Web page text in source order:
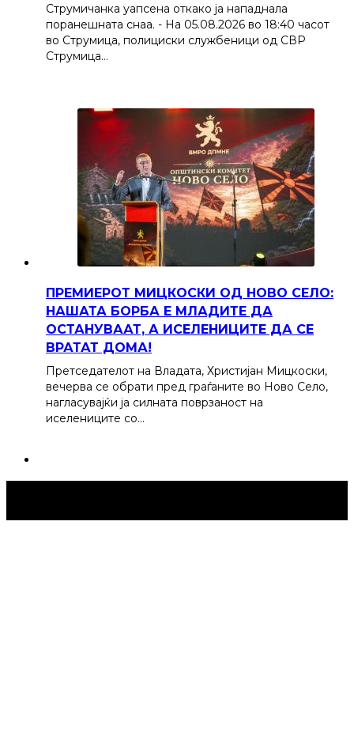
Струмичанка уапсена откако ја нападнала
поранешната снаа. - На 05.08.2026 во 18:40 часот
во Струмица, полициски службеници од СВР
Струмица…
ПРЕМИЕРОТ МИЦКОСКИ ОД НОВО СЕЛО:
НАШАТА БОРБА Е МЛАДИТЕ ДА
ОСТАНУВААТ, А ИСЕЛЕНИЦИТЕ ДА СЕ
ВРАТАТ ДОМА!
Претседателот на Владата, Христијан Мицкоски,
вечерва се обрати пред граѓаните во Ново Село,
нагласувајќи ја силната поврзаност на
иселениците со…